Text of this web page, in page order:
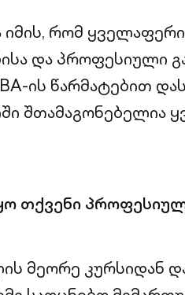
რომ
და პროფესიული
ის წარმატებით
შთამაგონებელია
თქვენი
მეორე კურსიდან